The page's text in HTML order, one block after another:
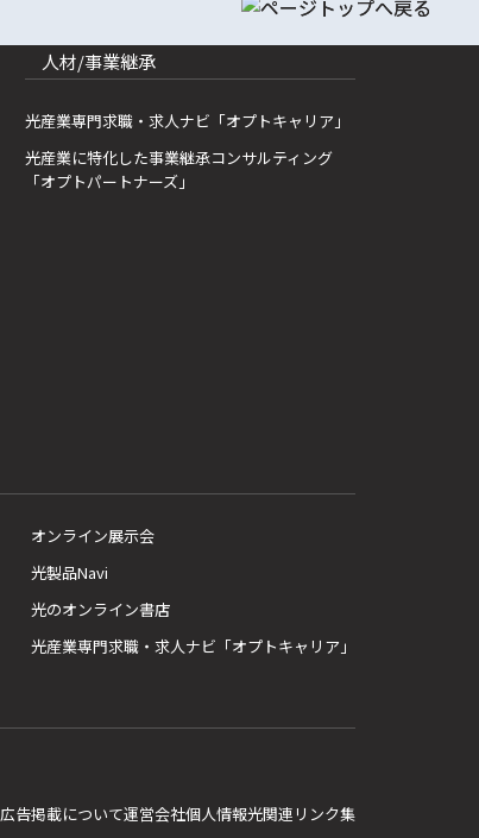
人材/事業継承
光産業専門求職・求人ナビ「オプトキャリア」
光産業に特化した事業継承コンサルティング
「オプトパートナーズ」
オンライン展示会
光製品Navi
光のオンライン書店
光産業専門求職・求人ナビ「オプトキャリア」
広告掲載について運営会社個人情報光関連リンク集